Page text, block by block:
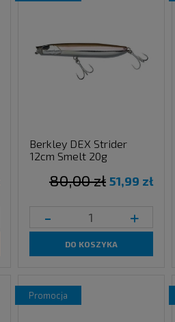
Berkley DEX Strider
12cm Smelt 20g
51,99 zł
80,00 zł
- +
DO KOSZYKA
promocja